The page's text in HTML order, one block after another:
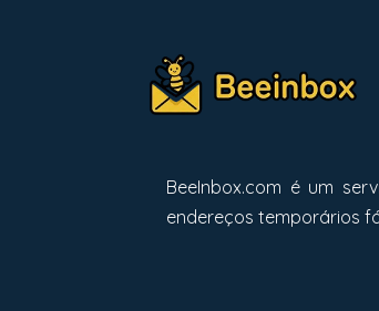
BeeInbox.com é um
endereços temporários